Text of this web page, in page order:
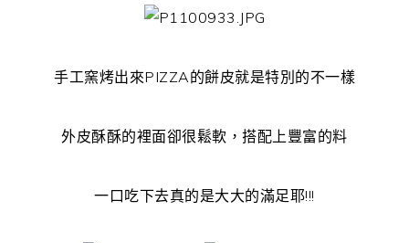
手工窯烤出來PIZZA的餅皮就是特別的不一樣
外皮酥酥的裡面卻很鬆軟，搭配上豐富的料
一口吃下去真的是大大的滿足耶!!!